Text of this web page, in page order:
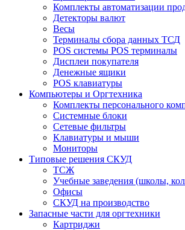
Комплекты автоматизации
Детекторы валют
Весы
Терминалы сбора данных ТСД
POS системы POS терминалы
Дисплеи покупателя
Денежные ящики
POS клавиатуры
Компьютеры и Оргтехника
Комплекты персонального
Системные блоки
Сетевые фильтры
Клавиатуры и мыши
Мониторы
Типовые решения СКУД
ТСЖ
Учебные заведения (школы,
Офисы
СКУД на производство
Запасные части для оргтехники
Картриджи